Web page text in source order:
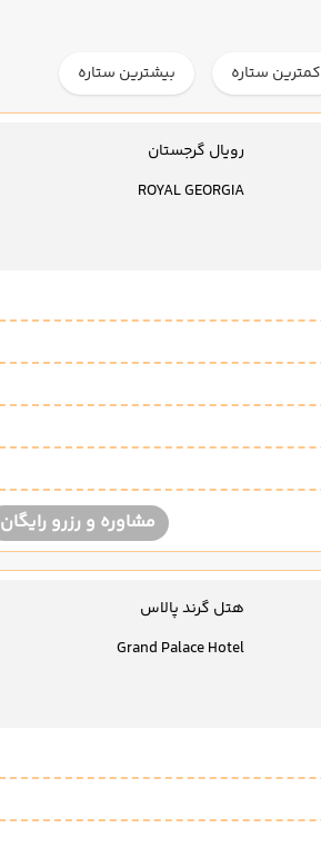
کمترین ستاره بیشترین ستاره
رویال گرجستان
ROYAL GEORGIA
مشاوره و رزرو رایگان
هتل گرند پالاس
Grand Palace Hotel